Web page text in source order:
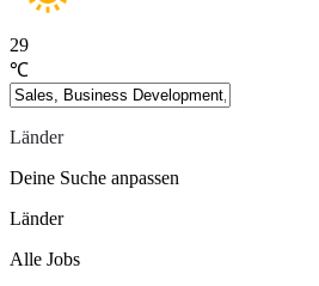
29
℃
Länder
Deine Suche anpassen
Länder
Alle Jobs